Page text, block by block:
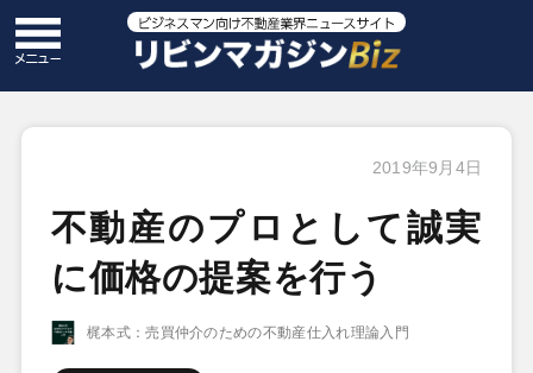
2019年9月4日
不動産のプロとして誠実
に価格の提案を行う
梶本式：売買仲介のための不動産仕入れ理論入門